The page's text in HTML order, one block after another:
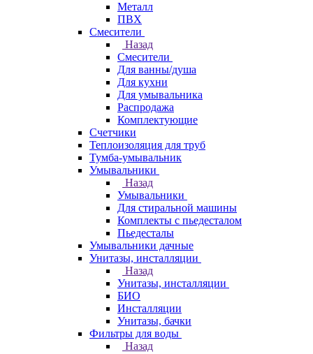
Металл
ПВХ
Смесители
Назад
Смесители
Для ванны/душа
Для кухни
Для умывальника
Распродажа
Комплектующие
Счетчики
Теплоизоляция для труб
Тумба-умывальник
Умывальники
Назад
Умывальники
Для стиральной машины
Комплекты с пьедесталом
Пьедесталы
Умывальники дачные
Унитазы, инсталляции
Назад
Унитазы, инсталляции
БИО
Инсталляции
Унитазы, бачки
Фильтры для воды
Назад